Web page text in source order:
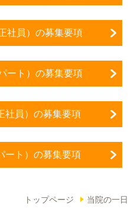
社員）の募集要項
ート）の募集要項
員）の募集要項
ト）の募集要項
トップページ 当院の一日